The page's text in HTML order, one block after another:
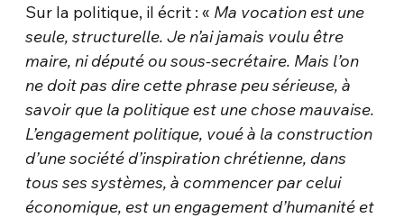
Sur la politique, il écrit : « Ma vocation est une
seule, structurelle. Je n’ai jamais voulu être
maire, ni député ou sous-secrétaire. Mais l’on
ne doit pas dire cette phrase peu sérieuse, à
savoir que la politique est une chose mauvaise.
L’engagement politique, voué à la construction
d’une société d’inspiration chrétienne, dans
tous ses systèmes, à commencer par celui
économique, est un engagement d’humanité et